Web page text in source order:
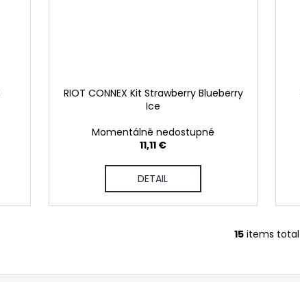
RIOT CONNEX Kit Strawberry Blueberry
Ice
Momentálně nedostupné
11,11 €
DETAIL
L
s
15items total